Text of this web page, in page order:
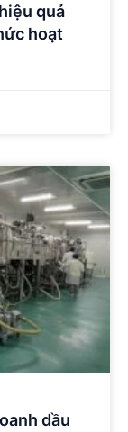
quả
hoạt
dầu